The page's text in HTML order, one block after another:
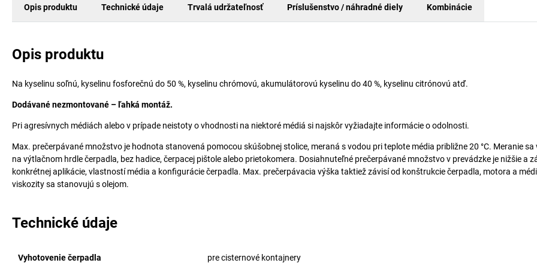
Opis produktu Technické údaje Trvalá udržateľnosť Príslušenstvo / náhradné diely Kombinácie
Opis produktu
Na kyselinu soľnú, kyselinu fosforečnú do 50 %, kyselinu chrómovú, akumulátorovú kyselinu do 40 %, kyselinu citrónovú atď.
Dodávané nezmontované – ľahká montáž.
Pri agresívnych médiách alebo v prípade neistoty o vhodnosti na niektoré médiá si najskôr vyžiadajte informácie o odolnosti.
Max. prečerpávané množstvo je hodnota stanovená pomocou skúšobnej stolice, meraná s vodou pri teplote média približne 20 °C. Meranie sa
na výtlačnom hrdle čerpadla, bez hadice, čerpacej pištole alebo prietokomera. Dosiahnuteľné prečerpávané množstvo v prevádzke je nižšie a
konkrétnej aplikácie, vlastností média a konfigurácie čerpadla. Max. prečerpávacia výška taktiež závisí od konštrukcie čerpadla, motora a
viskozity sa stanovujú s olejom.
Technické údaje
Vyhotovenie čerpadla pre cisternové kontajnery